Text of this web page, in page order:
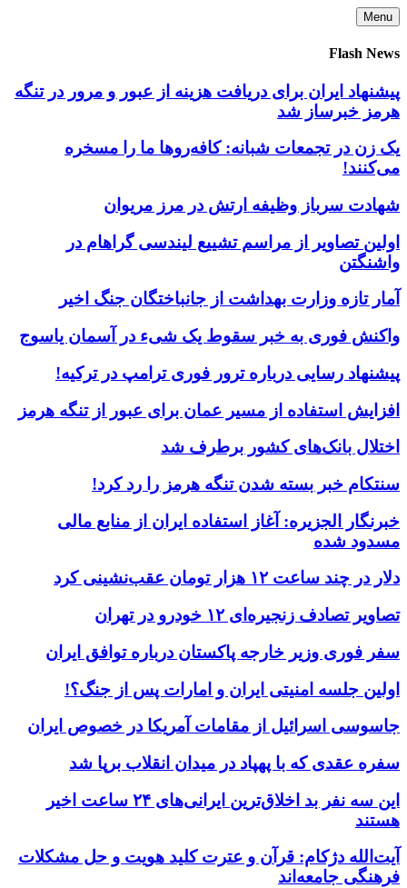
Skip
to
content
Menu
Flash News
پیشنهاد ایران برای دریافت هزینه از عبور و مرور در تنگه
هرمز خبرساز شد
یک زن در تجمعات شبانه: کافه‌روها ما را مسخره
می‌کنند!
شهادت سرباز وظیفه ارتش در مرز مریوان
اولین تصاویر از مراسم تشییع لیندسی گراهام در
واشنگتن
آمار تازه وزارت بهداشت از جانباختگان جنگ اخیر
واکنش فوری به خبر سقوط یک شیء در آسمان یاسوج
پیشنهاد رسایی درباره ترور فوری ترامپ در ترکیه!
افزایش استفاده از مسیر عمان برای عبور از تنگه هرمز
اختلال بانک‌های کشور برطرف شد
سنتکام خبر بسته شدن تنگه هرمز را رد کرد!
خبرنگار الجزیره: آغاز استفاده ایران از منابع مالی
مسدود شده
دلار در چند ساعت ۱۲ هزار تومان عقب‌نشینی کرد
تصاویر تصادف زنجیره‌ای ۱۲ خودرو در تهران
سفر فوری وزیر خارجه پاکستان درباره توافق ایران
اولین جلسه امنیتی ایران و امارات پس از جنگ؟!
جاسوسی اسرائیل از مقامات آمریکا در خصوص ایران
سفره عقدی که با پهپاد در میدان انقلاب برپا شد
این سه نفر بد اخلاق‌ترین ایرانی‌های ۲۴ ساعت اخیر
هستند
آیت‌الله دژکام: قرآن و عترت کلید هویت و حل مشکلات
فرهنگی جامعه‌اند